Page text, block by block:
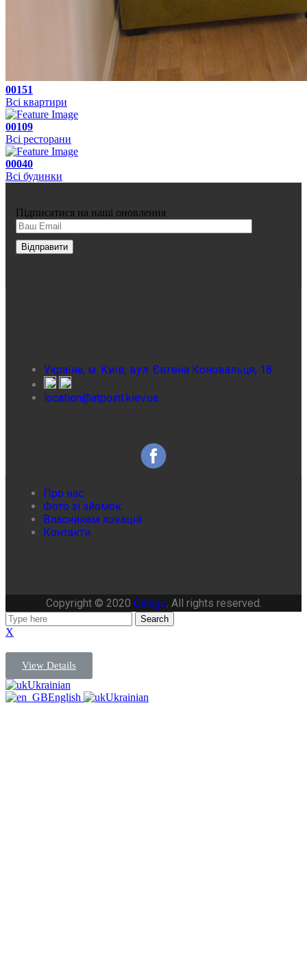
00151
Всі квартири
00109
Всі ресторани
00040
Всі будинки
Підписатися на наші оновлення
Україна, м. Київ, вул. Євгена Коновальця, 18
location@atpoint.kiev.ua
Про нас
Фото зі зйомок
Власникам локацій
Контакти
Copyright © 2020 Ginkgo. All rights reserved.
Search
X
View Details
Ukrainian
English
Ukrainian